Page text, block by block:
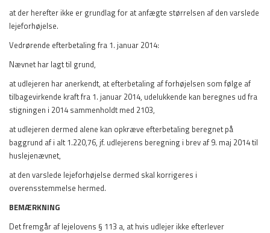
at der herefter ikke er grundlag for at anfægte størrelsen af den varslede
lejeforhøjelse.
Vedrørende efterbetaling fra 1. januar 2014:
Nævnet har lagt til grund,
at udlejeren har anerkendt, at efterbetaling af forhøjelsen som følge af
tilbagevirkende kraft fra 1. januar 2014, udelukkende kan beregnes ud fra
stigningen i 2014 sammenholdt med 2103,
at udlejeren dermed alene kan opkræve efterbetaling beregnet på
baggrund af i alt 1.220,76, jf. udlejerens beregning i brev af 9. maj 2014 til
huslejenævnet,
at den varslede lejeforhøjelse dermed skal korrigeres i
overensstemmelse hermed.
BEMÆRKNING
Det fremgår af lejelovens § 113 a, at hvis udlejer ikke efterlever